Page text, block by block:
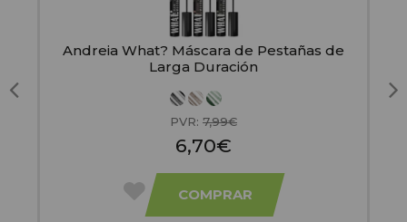
Andreia What? Máscara de Pestañas de
Larga Duración
PVR: 7,99€
6,70€
COMPRAR